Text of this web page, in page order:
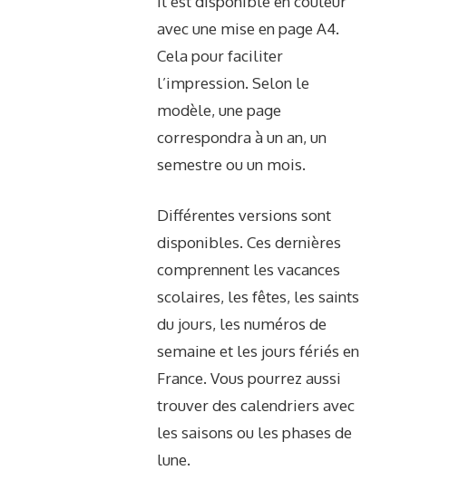
avec une mise en page A4.
Cela pour faciliter
l’impression. Selon le
modèle, une page
correspondra à un an, un
semestre ou un mois.
Différentes versions sont
disponibles. Ces dernières
comprennent les vacances
scolaires, les fêtes, les saints
du jours, les numéros de
semaine et les jours fériés en
France. Vous pourrez aussi
trouver des calendriers avec
les saisons ou les phases de
lune.